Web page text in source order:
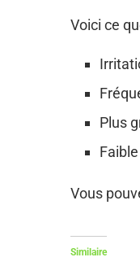
Voici ce
Plus
Vous
Similaire